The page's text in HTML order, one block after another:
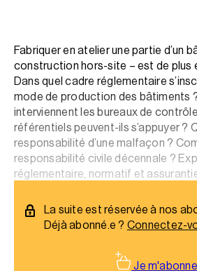
Fabriquer en atelier une partie d’un
construction hors-site – est de plus
Dans quel cadre réglementaire
mode de production des bâtiments
interviennent les bureaux de
référentiels peuvent-ils s’appuyer ?
responsabilité d’une malfaçon ?
responsabilité civile décennale ?
réglementaire, normatif et
La suite est réservée à nos
Déjà abonné.e ? Connectez-
Je m'abonne